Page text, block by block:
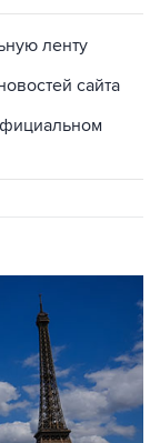
сайта